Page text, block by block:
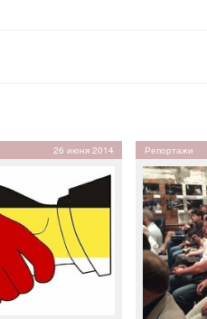
26 июня 2014 Репортажи